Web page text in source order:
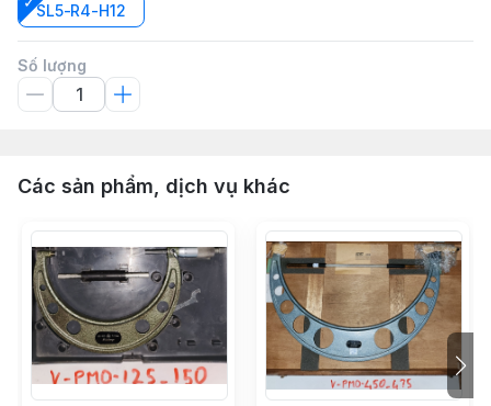
SL5-R4-H12
Số lượng
Các sản phẩm, dịch vụ khác